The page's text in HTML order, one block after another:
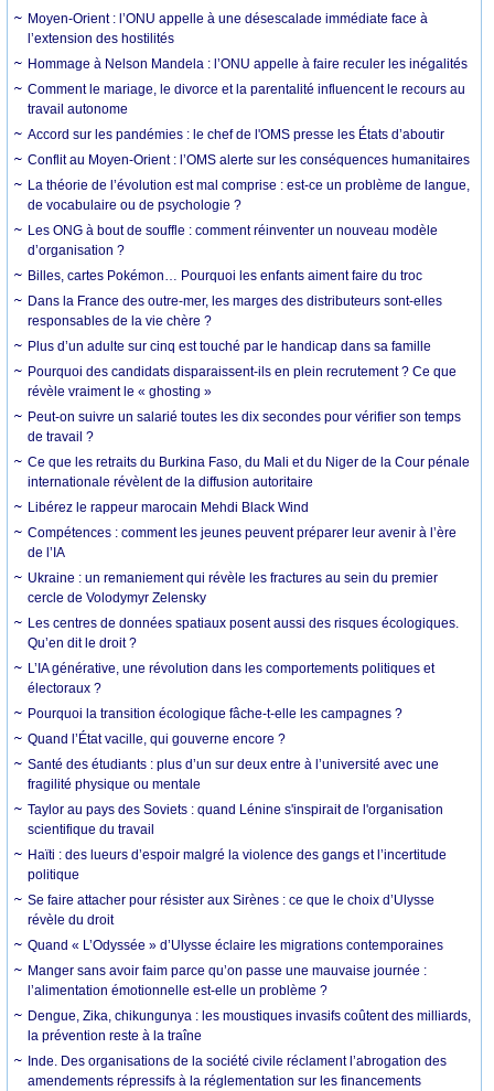
Moyen-Orient : l’ONU appelle à une désescalade immédiate face à
l’extension des hostilités
Hommage à Nelson Mandela : l’ONU appelle à faire reculer les inégalités
Comment le mariage, le divorce et la parentalité influencent le recours au
travail autonome
Accord sur les pandémies : le chef de l'OMS presse les États d’aboutir
Conflit au Moyen-Orient : l’OMS alerte sur les conséquences humanitaires
La théorie de l’évolution est mal comprise : est-ce un problème de langue,
de vocabulaire ou de psychologie ?
Les ONG à bout de souffle : comment réinventer un nouveau modèle
d’organisation ?
Billes, cartes Pokémon… Pourquoi les enfants aiment faire du troc
Dans la France des outre-mer, les marges des distributeurs sont-elles
responsables de la vie chère ?
Plus d’un adulte sur cinq est touché par le handicap dans sa famille
Pourquoi des candidats disparaissent-ils en plein recrutement ? Ce que
révèle vraiment le « ghosting »
Peut-on suivre un salarié toutes les dix secondes pour vérifier son temps
de travail ?
Ce que les retraits du Burkina Faso, du Mali et du Niger de la Cour pénale
internationale révèlent de la diffusion autoritaire
Libérez le rappeur marocain Mehdi Black Wind
Compétences : comment les jeunes peuvent préparer leur avenir à l’ère
de l’IA
Ukraine : un remaniement qui révèle les fractures au sein du premier
cercle de Volodymyr Zelensky
Les centres de données spatiaux posent aussi des risques écologiques.
Qu’en dit le droit ?
L’IA générative, une révolution dans les comportements politiques et
électoraux ?
Pourquoi la transition écologique fâche-t-elle les campagnes ?
Quand l’État vacille, qui gouverne encore ?
Santé des étudiants : plus d’un sur deux entre à l’université avec une
fragilité physique ou mentale
Taylor au pays des Soviets : quand Lénine s'inspirait de l'organisation
scientifique du travail
Haïti : des lueurs d’espoir malgré la violence des gangs et l’incertitude
politique
Se faire attacher pour résister aux Sirènes : ce que le choix d’Ulysse
révèle du droit
Quand « L’Odyssée » d’Ulysse éclaire les migrations contemporaines
Manger sans avoir faim parce qu’on passe une mauvaise journée :
l’alimentation émotionnelle est-elle un problème ?
Dengue, Zika, chikungunya : les moustiques invasifs coûtent des milliards,
la prévention reste à la traîne
Inde. Des organisations de la société civile réclament l’abrogation des
amendements répressifs à la réglementation sur les financements